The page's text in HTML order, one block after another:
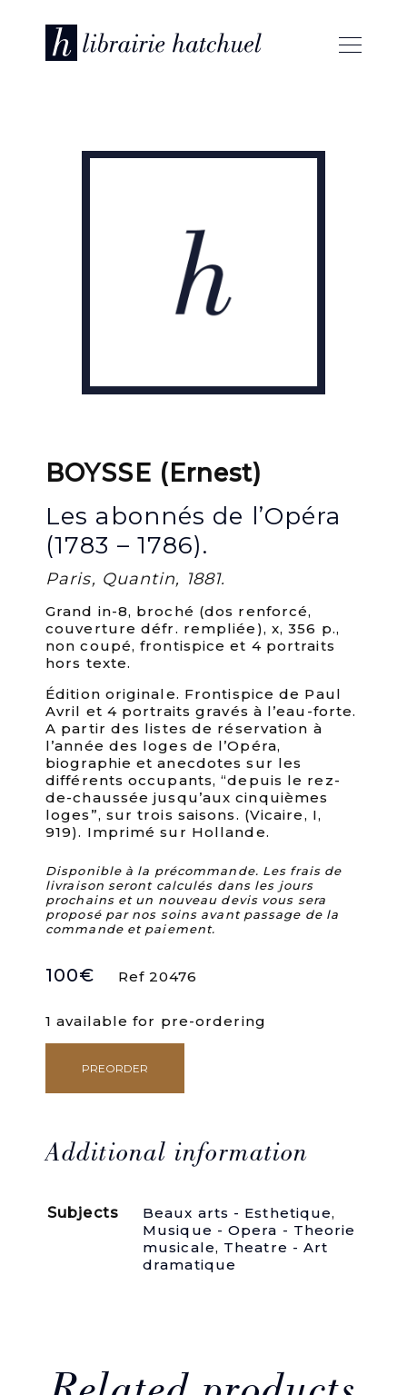
BOYSSE (Ernest)
Les abonnés de l’Opéra
(1783 – 1786).
Paris, Quantin, 1881.
Grand in-8, broché (dos renforcé,
couverture défr. rempliée), x, 356 p.,
non coupé, frontispice et 4 portraits
hors texte.
Édition originale. Frontispice de Paul
Avril et 4 portraits gravés à l’eau-forte.
A partir des listes de réservation à
l’année des loges de l’Opéra,
biographie et anecdotes sur les
différents occupants, “depuis le rez-
de-chaussée jusqu’aux cinquièmes
loges”, sur trois saisons. (Vicaire, I,
919). Imprimé sur Hollande.
Disponible à la précommande. Les frais de
livraison seront calculés dans les jours
prochains et un nouveau devis vous sera
proposé par nos soins avant passage de la
commande et paiement.
100€ Ref 20476
1 available for pre-ordering
abonnés
(1783
-
PREORDER
Additional information
Subjects Beaux arts - Esthetique,
Musique - Opera - Theorie
musicale, Theatre - Art
dramatique